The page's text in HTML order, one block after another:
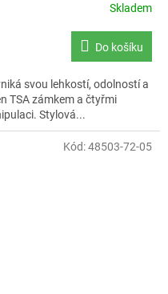
Skladem
Do košíku
svou lehkostí, odolností a
TSA zámkem a čtyřmi
Stylová...
Kód:48503-72-05